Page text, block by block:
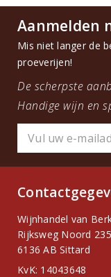
Aanmelden
Mis niet langer de
proeverijen!
De scherpste
Handige wijn en
Wijnhandel van
Rijksweg Noord 235
6136 AB Sittard
KvK: 14043648